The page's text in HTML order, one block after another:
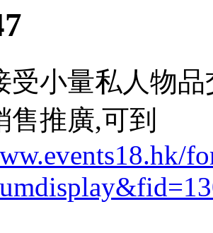
受小量私人物
售推廣,可到